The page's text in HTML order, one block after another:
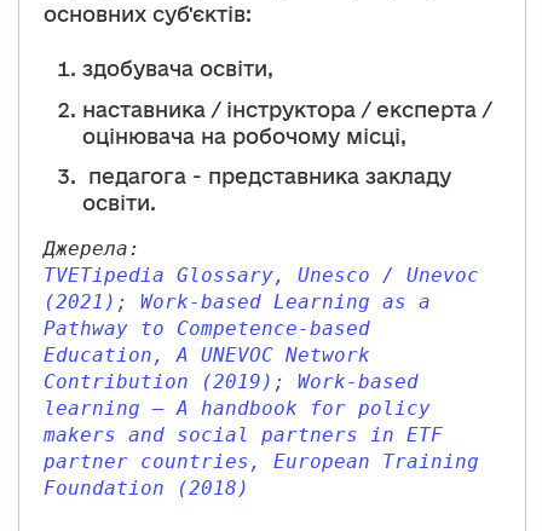
основних суб'єктів:
здобувача освіти,
наставника / інструктора / експерта /
оцінювача на робочому місці,
педагога - представника закладу
освіти.
Джерела:
TVETipedia Glossary, Unesco / Unevoc
(2021); Work-based Learning as a
Pathway to Competence-based
Education, A UNEVOC Network
Contribution (2019); Work-based
learning – A handbook for policy
makers and social partners in ETF
partner countries, European Training
Foundation (2018)